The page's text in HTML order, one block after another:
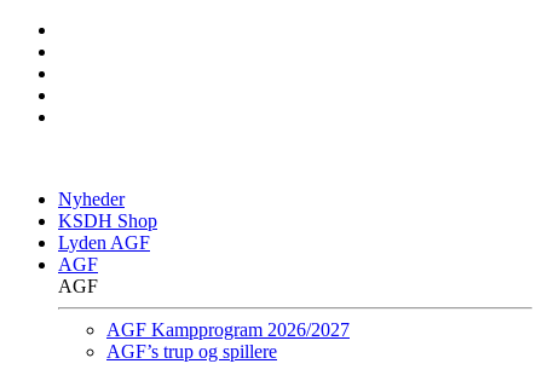
Nyheder
KSDH Shop
Lyden AGF
AGF
AGF
AGF Kampprogram 2026/2027
AGF’s trup og spillere